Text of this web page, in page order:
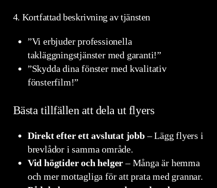
4. Kortfattad beskrivning av tjänsten
”Vi erbjuder professionella
takläggningstjänster med garanti!”
”Skydda dina fönster med kvalitativ
fönsterfilm!”
Bästa tillfällen att dela ut flyers
Direkt efter ett avslutat jobb– Lägg flyers i
brevlådor i samma område.
Vid högtider och helger– Många är hemma
och mer mottagliga för att prata med grannar.